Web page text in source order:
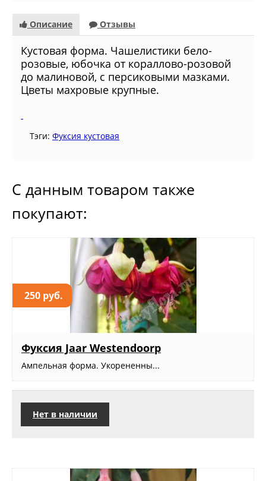
Описание Отзывы
Кустовая форма. Чашелистики бело-
розовые, юбочка от кораллово-розовой
до малиновой, с персиковыми мазками.
Цветы махровые крупные.
Тэги: Фуксия кустовая
С данным товаром также
покупают:
250 руб.
Фуксия Jaar Westendoorp
Ампельная форма. Укорененны...
Нет в наличии